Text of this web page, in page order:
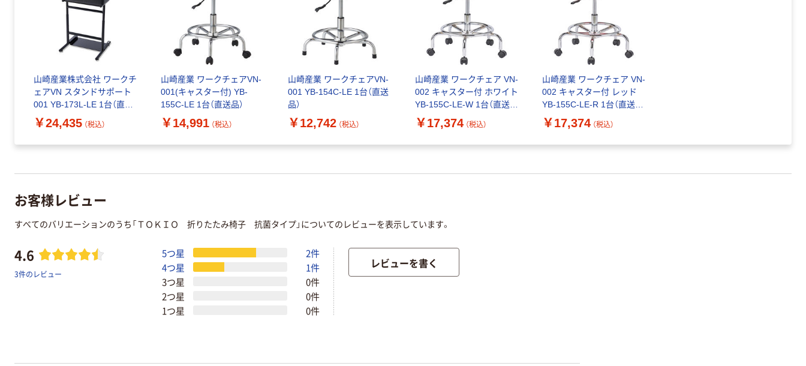
山崎産業株式会社 ワークチ
ェアVN スタンドサポート
001 YB-173L-LE 1台（直送
品）
￥24,435 （税込）
山崎産業 ワークチェアVN-
001(キャスター付) YB-
155C-LE 1台（直送品）
￥14,991 （税込）
山崎産業 ワークチェアVN-
001 YB-154C-LE 1台（直送
品）
￥12,742 （税込）
山崎産業 ワークチェア VN-
002 キャスター付 ホワイト
YB-155C-LE-W 1台（直送
品）
￥17,374 （税込）
山崎産業 ワークチェア VN-
002 キャスター付 レッド
YB-155C-LE-R 1台（直送
品）
￥17,374 （税込）
お客様レビュー
すべてのバリエーションのうち「ＴＯＫＩＯ 折りたたみ椅子 抗菌タイプ」についてのレビューを表示しています。
4.6
3件のレビュー
5つ星
2件
4つ星
1件
3つ星
0件
2つ星
0件
1つ星
0件
レビューを書く